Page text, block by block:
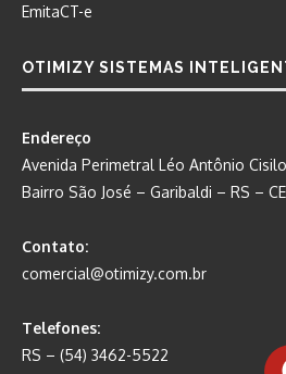
EmitaCT-e
OTIMIZY SISTEMAS
Endereço
Avenida Perimetral Léo Antônio
Bairro São José – Garibaldi – RS –
Contato:
comercial@otimizy.com.br
Telefones:
RS – (54) 3462-5522